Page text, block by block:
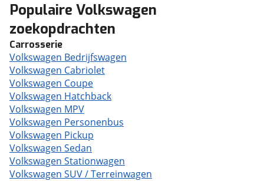
Populaire Volkswagen
zoekopdrachten
Carrosserie
Volkswagen Bedrijfswagen
Volkswagen Cabriolet
Volkswagen Coupe
Volkswagen Hatchback
Volkswagen MPV
Volkswagen Personenbus
Volkswagen Pickup
Volkswagen Sedan
Volkswagen Stationwagen
Volkswagen SUV / Terreinwagen